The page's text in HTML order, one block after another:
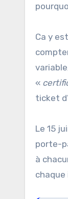
Ca y
«
ticket
Le 15
porte-
à